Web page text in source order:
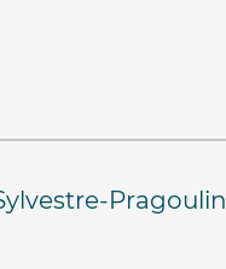
Pragoulin